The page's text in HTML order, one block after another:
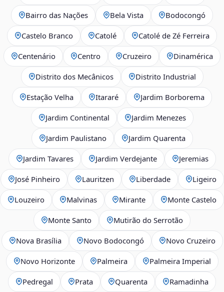
Bairro das Nações Bela Vista Bodocongó
Castelo Branco Catolé Catolé de Zé Ferreira
Centenário Centro Cruzeiro Dinamérica
Distrito dos Mecânicos Distrito Industrial
Estação Velha Itararé Jardim Borborema
Jardim Continental Jardim Menezes
Jardim Paulistano Jardim Quarenta
Jardim Tavares Jardim Verdejante Jeremias
José Pinheiro Lauritzen Liberdade Ligeiro
Louzeiro Malvinas Mirante Monte Castelo
Monte Santo Mutirão do Serrotão
Nova Brasília Novo Bodocongó Novo Cruzeiro
Novo Horizonte Palmeira Palmeira Imperial
Pedregal Prata Quarenta Ramadinha